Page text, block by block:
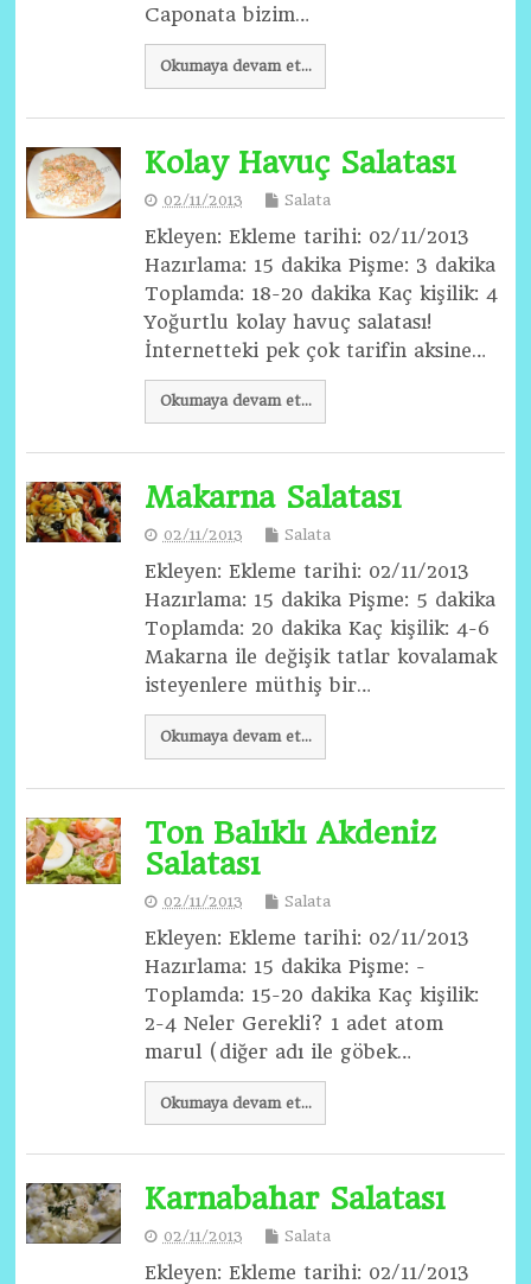
Caponata bizim…
Okumaya devam et...
Kolay Havuç Salatası
02/11/2013 Salata
Ekleyen: Ekleme tarihi: 02/11/2013
Hazırlama: 15 dakika Pişme: 3 dakika
Toplamda: 18-20 dakika Kaç kişilik: 4
Yoğurtlu kolay havuç salatası!
İnternetteki pek çok tarifin aksine…
Okumaya devam et...
Makarna Salatası
02/11/2013 Salata
Ekleyen: Ekleme tarihi: 02/11/2013
Hazırlama: 15 dakika Pişme: 5 dakika
Toplamda: 20 dakika Kaç kişilik: 4-6
Makarna ile değişik tatlar kovalamak
isteyenlere müthiş bir…
Okumaya devam et...
Ton Balıklı Akdeniz
Salatası
02/11/2013 Salata
Ekleyen: Ekleme tarihi: 02/11/2013
Hazırlama: 15 dakika Pişme: -
Toplamda: 15-20 dakika Kaç kişilik:
2-4 Neler Gerekli? 1 adet atom
marul (diğer adı ile göbek…
Okumaya devam et...
Karnabahar Salatası
02/11/2013 Salata
Ekleyen: Ekleme tarihi: 02/11/2013